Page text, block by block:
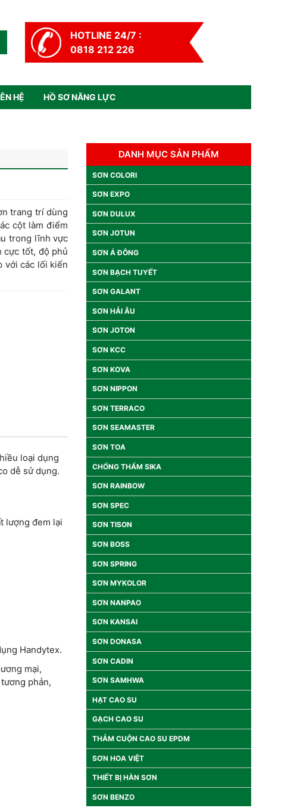
HOTLINE 24/7 :
0818 212 226
HỆ HỒ SƠ NĂNG LỰC
trang trí dùng
cột làm điểm
trong lĩnh vực
cực tốt, độ phủ
với các lối kiến
loại dụng
dễ sử dụng.
lượng đem lại
Handytex.
mại,
phản,
DANH MỤC SẢN PHẨM
SƠN COLORI
SƠN EXPO
SƠN DULUX
SƠN JOTUN
SƠN Á ĐÔNG
SƠN BẠCH TUYẾT
SƠN GALANT
SƠN HẢI ÂU
SƠN JOTON
SƠN KCC
SƠN KOVA
SƠN NIPPON
SƠN TERRACO
SƠN SEAMASTER
SƠN TOA
CHỐNG THẤM SIKA
SƠN RAINBOW
SƠN SPEC
SƠN TISON
SƠN BOSS
SƠN SPRING
SƠN MYKOLOR
SƠN NANPAO
SƠN KANSAI
SƠN DONASA
SƠN CADIN
SƠN SAMHWA
HẠT CAO SU
GẠCH CAO SU
THẢM CUỘN CAO SU EPDM
SƠN HOA VIỆT
THIẾT BỊ HÀN SƠN
SƠN BENZO